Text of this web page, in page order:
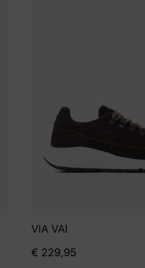
VIA VAI
€ 229,95